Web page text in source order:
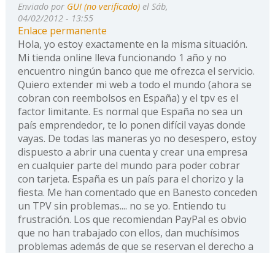
Enviado por GUI (no verificado)el Sáb,
04/02/2012 - 13:55
Enlace permanente
Hola, yo estoy exactamente en la misma situación.
Mi tienda online lleva funcionando 1 año y no
encuentro ningún banco que me ofrezca el servicio.
Quiero extender mi web a todo el mundo (ahora se
cobran con reembolsos en España) y el tpv es el
factor limitante. Es normal que España no sea un
país emprendedor, te lo ponen difícil vayas donde
vayas. De todas las maneras yo no desespero, estoy
dispuesto a abrir una cuenta y crear una empresa
en cualquier parte del mundo para poder cobrar
con tarjeta. España es un país para el chorizo y la
fiesta. Me han comentado que en Banesto conceden
un TPV sin problemas.... no se yo. Entiendo tu
frustración. Los que recomiendan PayPal es obvio
que no han trabajado con ellos, dan muchísimos
problemas además de que se reservan el derecho a